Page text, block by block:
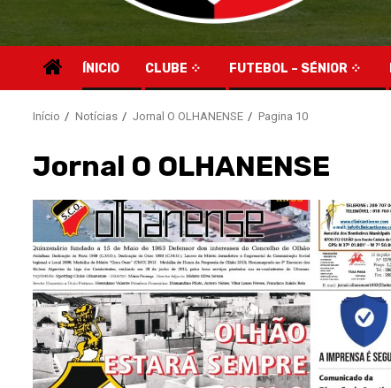
ÍNICIO CLUBE FUTEBOL – SÉNIOR
Início Notícias Jornal O OLHANENSE Pagina 10
Jornal O OLHANENSE